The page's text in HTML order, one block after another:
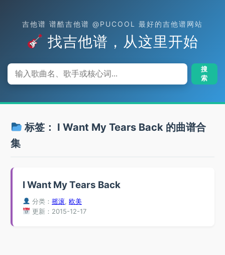
吉他谱 谱酷吉他谱 @PUCOOL 最好的吉他谱网站
找吉他谱，从这里开始
搜
索
标签： I Want My Tears Back的曲谱合
集
I Want My Tears Back
分类：摇滚 ,欧美
更新：2015-12-17